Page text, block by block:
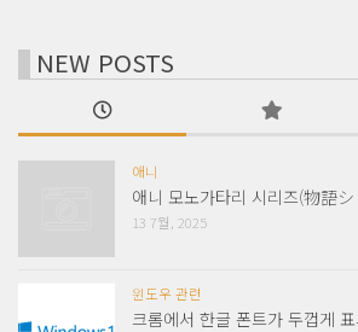
NEW POSTS
애니
애니 모노가타리 시리즈(物語
13 7월, 2025
윈도우 관련
크롬에서 한글 폰트가 두껍게